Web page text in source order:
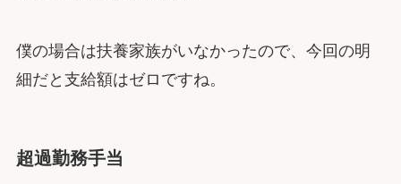
僕の場合は扶養家族がいなかったので、今回の明
細だと支給額はゼロですね。
超過勤務手当